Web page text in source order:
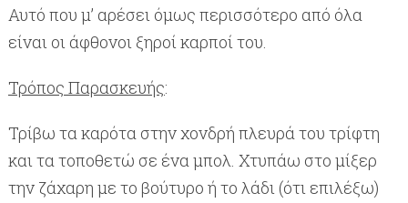
Αυτό που μ’ αρέσει όμως περισσότερο από όλα
είναι οι άφθονοι ξηροί καρποί του.
Τρόπος Παρασκευής:
Τρίβω τα καρότα στην χονδρή πλευρά του τρίφτη
και τα τοποθετώ σε ένα μπολ. Χτυπάω στο μίξερ
την ζάχαρη με το βούτυρο ή το λάδι (ότι επιλέξω)